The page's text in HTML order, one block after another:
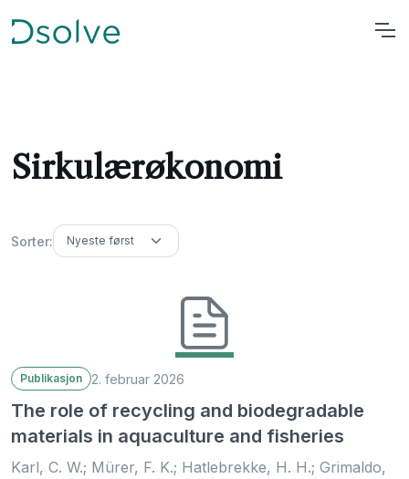
Sirkulærøkonomi
Sorter:
Publikasjon 2. februar 2026
The role of recycling and biodegradable
materials in aquaculture and fisheries
Karl, C. W.; Mürer, F. K.; Hatlebrekke, H. H.; Grimaldo,